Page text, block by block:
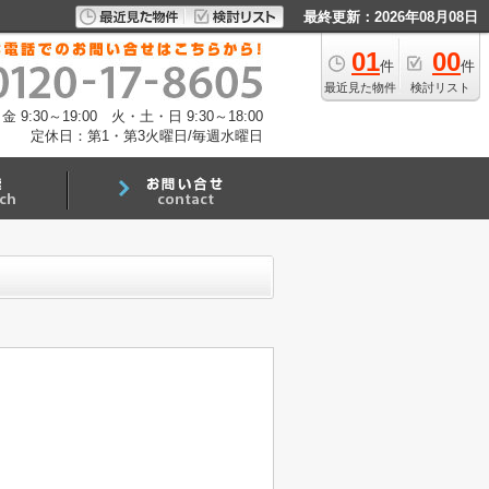
最終更新：2026年08月08日
01件
最近見た物件
00件
検討リスト
9:30～19:00 火・土・日 9:30～18:00
定休日：第1・第3火曜日/毎週水曜日